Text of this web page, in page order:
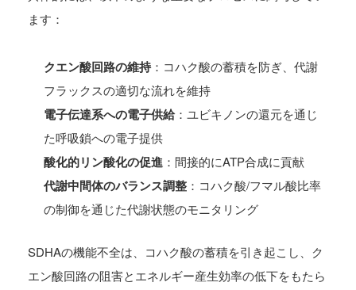
ます：
クエン酸回路の維持：コハク酸の蓄積を防ぎ、代謝
フラックスの適切な流れを維持
電子伝達系への電子供給：ユビキノンの還元を通じ
た呼吸鎖への電子提供
酸化的リン酸化の促進 ：間接的にATP合成に貢献
代謝中間体のバランス調整：コハク酸/フマル酸比率
の制御を通じた代謝状態のモニタリング
SDHAの機能不全は、コハク酸の蓄積を引き起こし、ク
エン酸回路の阻害とエネルギー産生効率の低下をもたら